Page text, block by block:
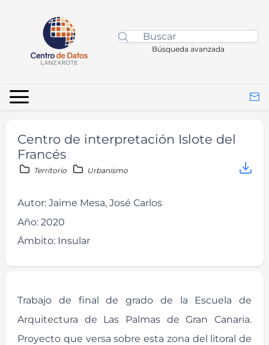
Búsqueda avanzada
Centro de interpretación Islote del
Francés
Territorio Urbanismo
Autor: Jaime Mesa, José Carlos
Año: 2020
Ámbito: Insular
Trabajo de final de grado de la Escuela de
Arquitectura de Las Palmas de Gran Canaria.
Proyecto que versa sobre esta zona del litoral de